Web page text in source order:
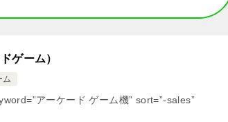
ゲーム）
ム
アーケード ゲーム機” sort=”-sales”